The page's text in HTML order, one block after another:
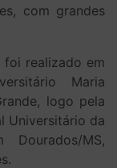
com grandes
realizado em
Maria
logo pela
Universitário da
Dourados/MS,